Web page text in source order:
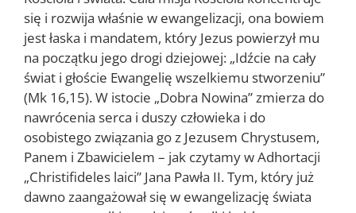
się i rozwija właśnie w ewangelizacji, ona bowiem
jest łaska i mandatem, który Jezus powierzył mu
na początku jego drogi dziejowej: „Idźcie na cały
świat i głoście Ewangelię wszelkiemu stworzeniu”
(Mk 16,15). W istocie „Dobra Nowina” zmierza do
nawrócenia serca i duszy człowieka i do
osobistego związania go z Jezusem Chrystusem,
Panem i Zbawicielem – jak czytamy w Adhortacji
„Christifideles laici” Jana Pawła II. Tym, który już
dawno zaangażował się w ewangelizację świata